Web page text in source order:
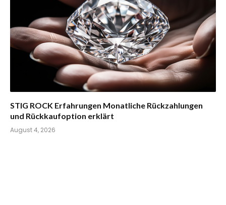
STIG ROCK Erfahrungen Monatliche Rückzahlungen
und Rückkaufoption erklärt
August 4, 2026